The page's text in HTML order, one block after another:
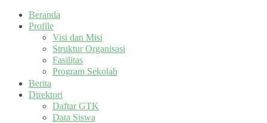
Beranda
Profile
Visi dan Misi
Struktur Organisasi
Fasilitas
Program Sekolah
Berita
Direktori
Daftar GTK
Data Siswa